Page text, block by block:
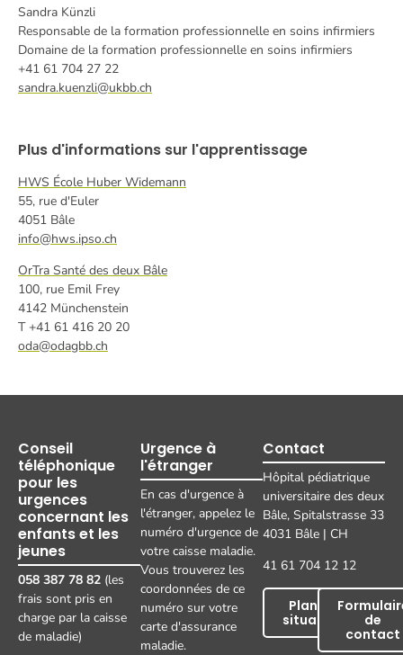
Sandra Künzli
Responsable de la formation professionnelle en soins infirmiers
Domaine de la formation professionnelle en soins infirmiers
+41 61 704 27 22
sandra.kuenzli@ukbb.ch
Plus d'informations sur l'apprentissage
HWS École Huber Widemann
55, rue d'Euler
4051 Bâle
info@hws.ipso.ch
OrTra Santé des deux Bâle
100, rue Emil Frey
4142 Münchenstein
T +41 61 416 20 20
oda@odagbb.ch
Conseil
téléphonique
pour les
urgences
concernant les
enfants et les
jeunes
058 387 78 82 (les
frais sont pris en
charge par la caisse
de maladie)
Urgence à
l'étranger
En cas d'urgence à
l'étranger, appelez le
numéro d'urgence de
votre caisse maladie.
Vous trouverez les
coordonnées de ce
numéro sur votre
carte d'assurance
maladie.
Contact
Hôpital pédiatrique
universitaire des deux
Bâle, Spitalstrasse 33
4031 Bâle | CH
41 61 704 12 12
Plan de
situation
de
contact